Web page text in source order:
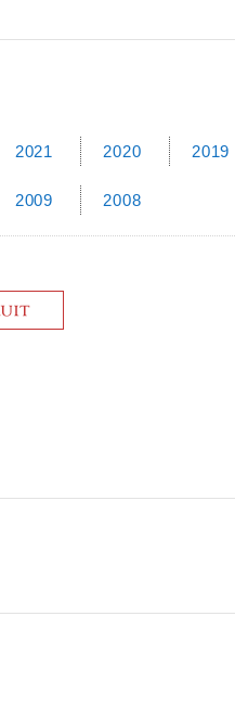
2021 2020 2019
2009 2008